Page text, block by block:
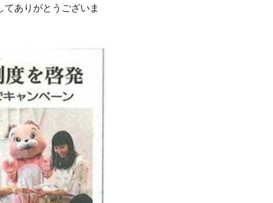
ありがとうございま